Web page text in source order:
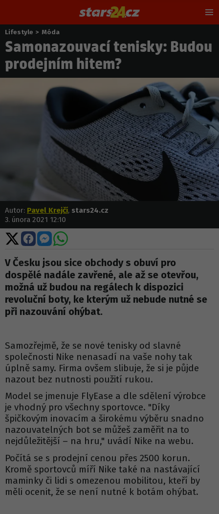
Nacházíte
se
zde:
Lifestyle > Móda
Samonazouvací tenisky: Budou
prodejním hitem?
Autor: Pavel Krejčí, stars24.cz
3. února 2021 12:10
Sdílet
na
X
Sdílet
na
Facebooku
Sdílet
na
Messengeru
Sdílet
WhatsApp
V Česku jsou sice obchody s obuví pro
dospělé nadále zavřené, ale až se otevřou,
možná už budou na regálech k dispozici
revoluční boty, ke kterým už nebude nutné se
při nazouvání ohýbat.
Samozřejmě, že se nové tenisky od slavné
společnosti Nike nenasadí na vaše nohy tak
úplně samy. Firma ovšem slibuje, že si je půjde
nazout bez nutnosti použití rukou.
Model se jmenuje FlyEase a dle sdělení výrobce
je vhodný pro všechny sportovce. "Díky
špičkovým inovacím a širokému výběru snadno
nazouvatelných bot se můžeš zaměřit na to
nejdůležitější – na hru," uvádí Nike na webu.
Počítá se s prodejní cenou přes 2500 korun.
Kromě sportovců míří Nike také na nastávající
maminky či lidi s omezenou mobilitou, kteří by
měli ocenit, že se není nutné k botám ohýbat.